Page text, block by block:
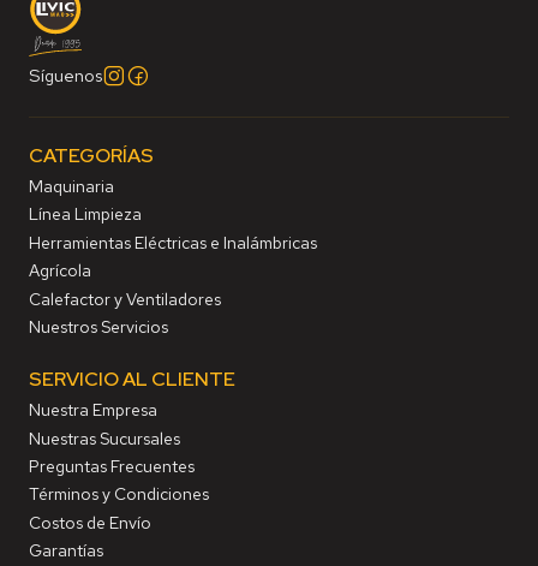
Síguenos
CATEGORÍAS
Maquinaria
Línea Limpieza
Herramientas Eléctricas e Inalámbricas
Agrícola
Calefactor y Ventiladores
Nuestros Servicios
SERVICIO AL CLIENTE
Nuestra Empresa
Nuestras Sucursales
Preguntas Frecuentes
Términos y Condiciones
Costos de Envío
Garantías